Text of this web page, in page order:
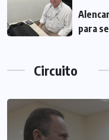
para
Circuito